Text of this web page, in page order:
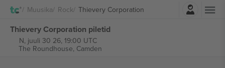
Muusika Rock Thievery Corporation
Logi sisse
Thievery Corporation piletid
N, juuli 30 26, 19:00 UTC
The Roundhouse, Camden